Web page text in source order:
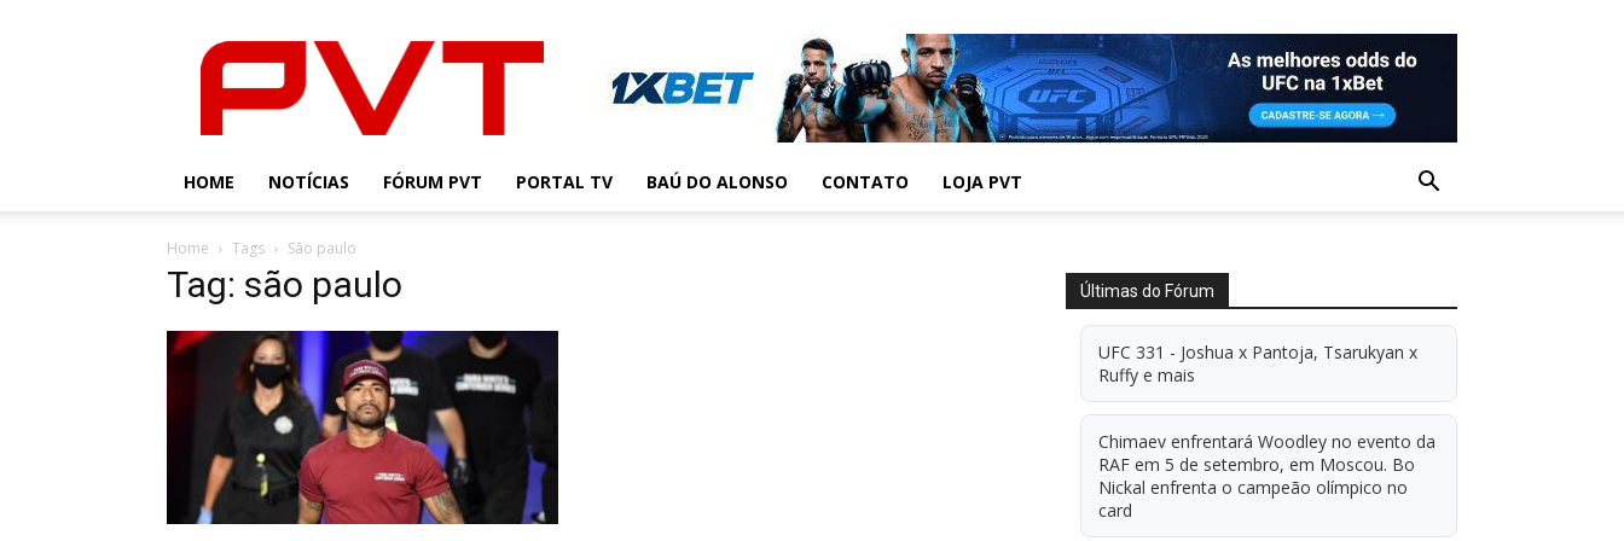
HOME NOTÍCIAS FÓRUM PVT PORTAL TV BAÚ DO ALONSO CONTATO LOJA PVT
Home Tags São paulo
Tag: são paulo Últimas do Fórum
UFC 331 - Joshua x Pantoja, Tsarukyan x
Ruffy e mais
Chimaev enfrentará Woodley no evento da
RAF em 5 de setembro, em Moscou. Bo
Nickal enfrenta o campeão olímpico no
card